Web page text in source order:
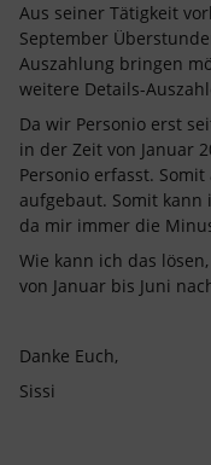
Aus seiner Tätigkeit
September
Auszahlung bringen
weitere Details-
Da wir Personio erst
in der Zeit von Januar
Personio erfasst.
aufgebaut. Somit
da mir immer die
Wie kann ich das
von Januar bis Juni
Danke Euch,
Sissi